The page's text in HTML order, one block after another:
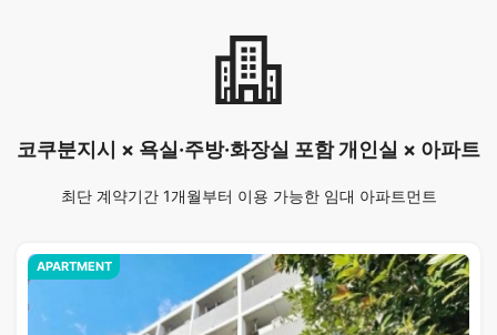
코쿠분지시 × 욕실·주방·화장실 포함 개인실 × 아파트
최단 계약기간 1개월부터 이용 가능한 임대 아파트먼트
APARTMENT